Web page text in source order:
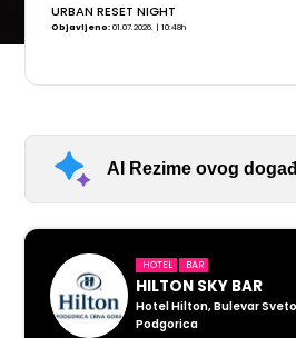
URBAN RESET NIGHT
Objavljeno:01.07.2026. | 10:48h
AI Rezime ovog
HOTEL BAR
HILTON SKY BAR
Hotel Hilton, Bulevar
Podgorica